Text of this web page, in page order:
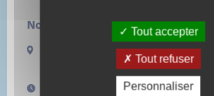
Nous contacter :
13 rue de la Lieure
Horaires d'ouverture :
Tout accepter
Tout refuser
Personnaliser